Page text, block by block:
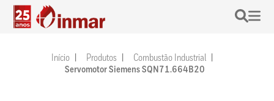
Início Produtos
Combustão Industrial
Servomotor Siemens SQN71.664B20